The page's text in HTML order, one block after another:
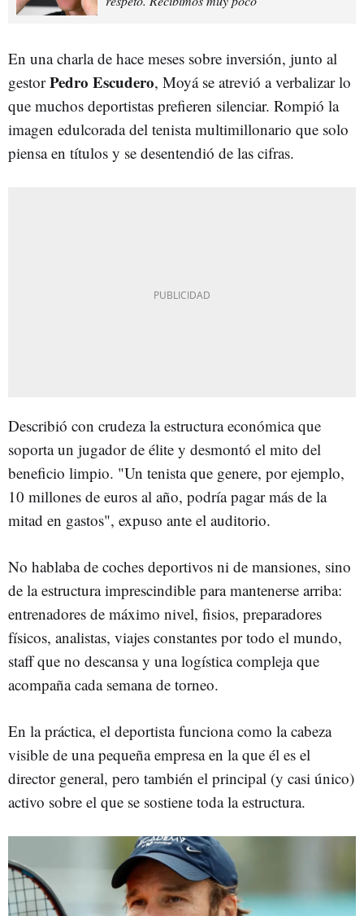
En una charla de hace meses sobre inversión, junto al
gestorPedro Escudero, Moyá se atrevió a verbalizar lo
que muchos deportistas prefieren silenciar. Rompió la
imagen edulcorada del tenista multimillonario que solo
piensa en títulos y se desentendió de las cifras.
Describió con crudeza la estructura económica que
soporta un jugador de élite y desmontó el mito del
beneficio limpio. "Un tenista que genere, por ejemplo,
10 millones de euros al año, podría pagar más de la
mitad en gastos", expuso ante el auditorio.
No hablaba de coches deportivos ni de mansiones, sino
de la estructura imprescindible para mantenerse arriba:
entrenadores de máximo nivel, fisios, preparadores
físicos, analistas, viajes constantes por todo el mundo,
staff que no descansa y una logística compleja que
acompaña cada semana de torneo.
En la práctica, el deportista funciona como la cabeza
visible de una pequeña empresa en la que él es el
director general, pero también el principal (y casi único)
activo sobre el que se sostiene toda la estructura.